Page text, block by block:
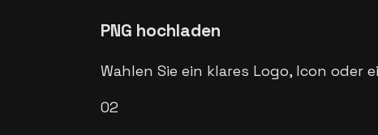
PNG hochladen
Wahlen Sie ein klares Logo, Icon oder
02